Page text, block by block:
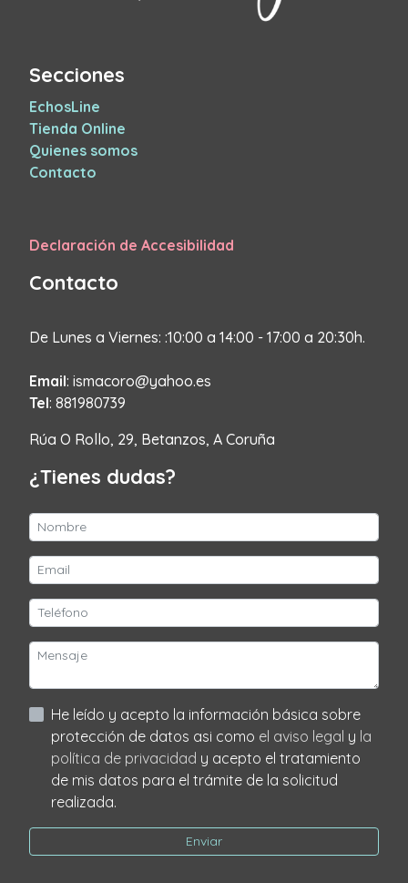
Secciones
EchosLine
Tienda Online
Quienes somos
Contacto
Declaración de Accesibilidad
Contacto
De Lunes a Viernes: :10:00 a 14:00 - 17:00 a 20:30h.
Email: ismacoro@yahoo.es
Tel: 881980739
Rúa O Rollo, 29, Betanzos, A Coruña
¿Tienes dudas?
He leído y acepto la información básica sobre
protección de datos asi como el aviso legal y la
política de privacidad y acepto el tratamiento
de mis datos para el trámite de la solicitud
realizada.
Enviar